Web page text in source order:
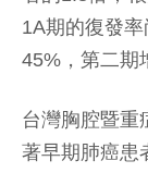
1A期的復發
45%，第二期
台灣胸腔暨重
著早期肺癌患